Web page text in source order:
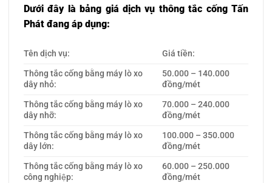
Dưới đây là bảng giá dịch vụ thông tắc cống Tấn
Phát đang áp dụng:
Tên dịch vụ:
Giá tiền:
Thông tắc cống bằng máy lò xo
dây nhỏ:
50.000 – 140.000
đồng/mét
Thông tắc cống bằng máy lò xo
dây nhỡ:
70.000 – 240.000
đồng/mét
Thông tắc cống bằng máy lò xo
dây lớn:
100.000 – 350.000
đồng/mét
Thông tắc cống bằng máy lò xo
công nghiệp:
60.000 – 250.000
đồng/mét